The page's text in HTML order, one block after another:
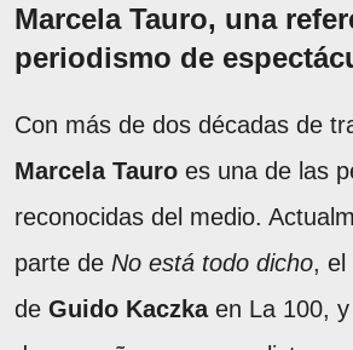
Marcela Tauro, una
periodismo de
Con más de dos décadas de
Marcela Tauro es una de las
reconocidas del medio.
parte de No está todo dicho, el
de Guido Kaczkaen La 100,